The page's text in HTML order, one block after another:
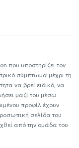
που υποστηρίζει τον
σύμπτωμα μέχρι τη
να βρεί ειδικό, να
μαζί του μέσω
προφίλ έχουν
σελίδα του
από την ομάδα του